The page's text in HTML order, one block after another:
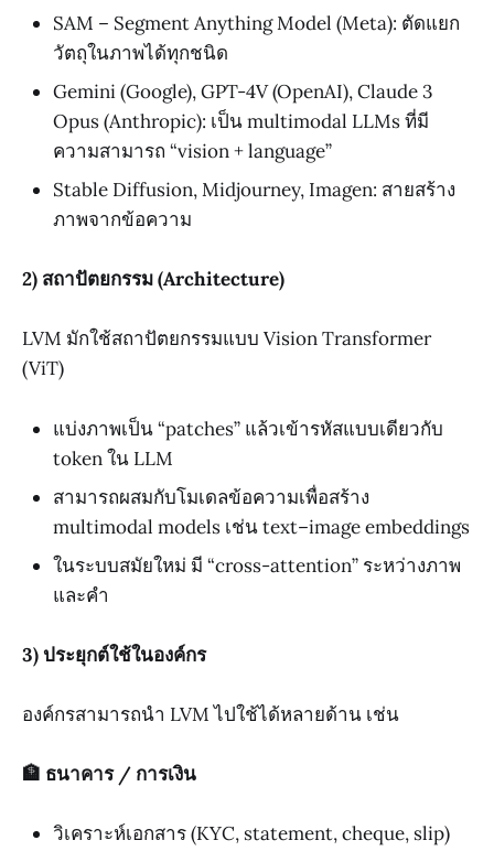
SAM – Segment Anything Model (Meta): ตัดแยก
วัตถุในภาพได้ทุกชนิด
Gemini (Google), GPT-4V (OpenAI), Claude 3
Opus (Anthropic): เป็น multimodal LLMs ที่มี
ความสามารถ “vision + language”
Stable Diffusion, Midjourney, Imagen: สายสร้าง
ภาพจากข้อความ
2) สถาปัตยกรรม (Architecture)
LVM มักใช้สถาปัตยกรรมแบบ Vision Transformer
(ViT)
แบ่งภาพเป็น “patches” แล้วเข้ารหัสแบบเดียวกับ
token ใน LLM
สามารถผสมกับโมเดลข้อความเพื่อสร้าง
multimodal models เช่น text–image embeddings
ในระบบสมัยใหม่ มี “cross-attention” ระหว่างภาพ
และคำ
3) ประยุกต์ใช้ในองค์กร
องค์กรสามารถนำ LVM ไปใช้ได้หลายด้าน เช่น
🏦 ธนาคาร / การเงิน
วิเคราะห์เอกสาร (KYC, statement, cheque, slip)